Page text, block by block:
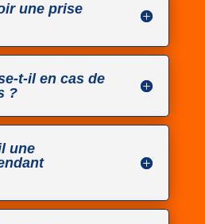
une prise
t-il en cas de
?
une